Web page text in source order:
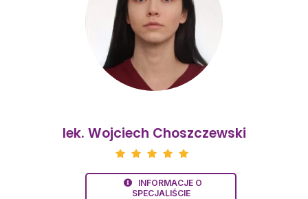
lek. Wojciech Choszczewski
INFORMACJE O
SPECJALIŚCIE